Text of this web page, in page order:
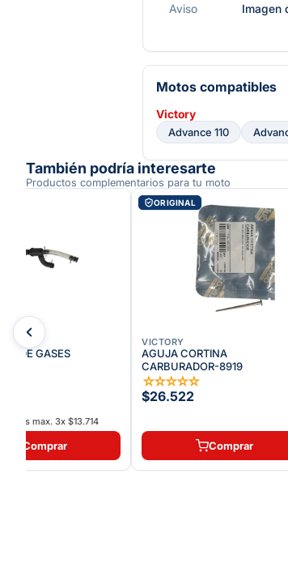
Aviso
Imagen
Motos compatibles
Victory
Advance 110
También podría interesarte
Productos complementarios para tu moto
DE GASES
max. 3x $13.714
Comprar
ORIGINAL
VICTORY
AGUJA CORTINA
CARBURADOR-8919
☆☆☆☆☆
$26.522
Comprar